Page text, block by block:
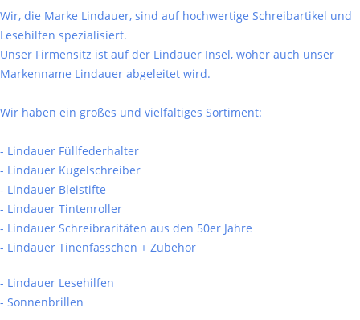
Wir, die Marke Lindauer, sind auf hochwertige Schreibartikel und
Lesehilfen spezialisiert.
Unser Firmensitz ist auf der Lindauer Insel, woher auch unser
Markenname Lindauer abgeleitet wird.
Wir haben ein großes und vielfältiges Sortiment:
- Lindauer Füllfederhalter
- Lindauer Kugelschreiber
- Lindauer Bleistifte
- Lindauer Tintenroller
- Lindauer Schreibraritäten aus den 50er Jahre
- Lindauer Tinenfässchen + Zubehör
- Lindauer Lesehilfen
- Sonnenbrillen